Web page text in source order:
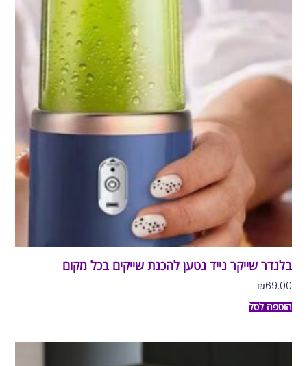
בלנדר שייקר נייד נטען להכנת שייקים בכל מקום
₪69.00
הוספה לסל